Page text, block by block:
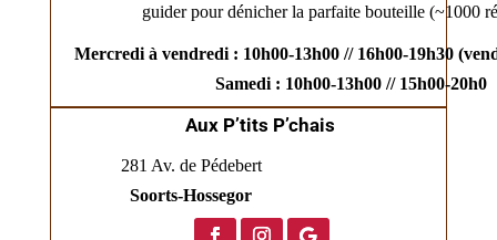
guider pour dénicher la parfaite bouteille (~1000
Mercredi à vendredi : 10h00-13h00 // 16h00-19h30
Samedi : 10h00-13h00 // 15h00-20h0
Aux P’tits P’chais
281 Av. de Pédebert
Soorts‑Hossegor